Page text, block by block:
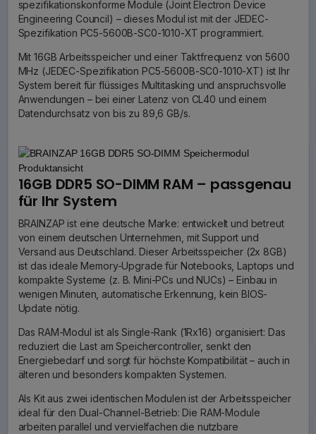
spezifikationskonforme Module (Joint Electron Device
Engineering Council) – dieses Modul ist mit der JEDEC-
Spezifikation PC5-5600B-SC0-1010-XT programmiert.
Mit 16GB Arbeitsspeicher und einer Taktfrequenz von 5600
MHz (JEDEC-Spezifikation PC5-5600B-SC0-1010-XT) ist Ihr
System bereit für flüssiges Multitasking und anspruchsvolle
Anwendungen – bei einer Latenz von CL40 und einem
Datendurchsatz von bis zu 89,6 GB/s.
16GB DDR5 SO-DIMM RAM – passgenau
für Ihr System
BRAINZAP ist eine deutsche Marke: entwickelt und betreut
von einem deutschen Unternehmen, mit Support und
Versand aus Deutschland. Dieser Arbeitsspeicher (2x 8GB)
ist das ideale Memory-Upgrade für Notebooks, Laptops und
kompakte Systeme (z. B. Mini-PCs und NUCs) – Einbau in
wenigen Minuten, automatische Erkennung, kein BIOS-
Update nötig.
Das RAM-Modul ist als Single-Rank (1Rx16) organisiert: Das
reduziert die Last am Speichercontroller, senkt den
Energiebedarf und sorgt für höchste Kompatibilität – auch in
älteren und besonders kompakten Systemen.
Als Kit aus zwei identischen Modulen ist der Arbeitsspeicher
ideal für den Dual-Channel-Betrieb: Die RAM-Module
arbeiten parallel und vervielfachen die nutzbare